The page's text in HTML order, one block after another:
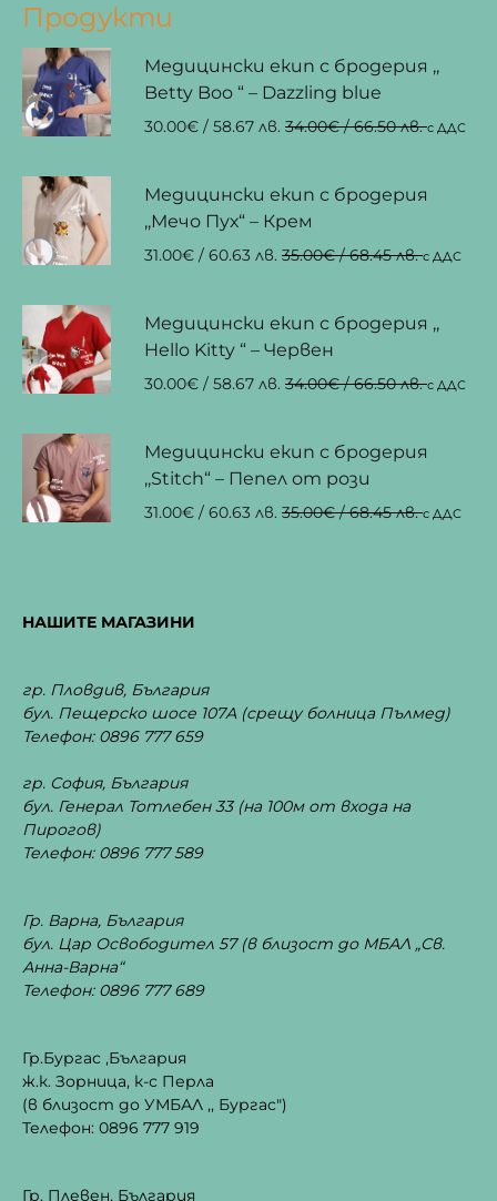
Продукти
Медицински екип с бродерия ,,
Betty Boo “ – Dazzling blue
30.00€ / 58.67 лв. 34.00€/ 66.50 лв.с ДДС
Медицински екип с бродерия
,,Мечо Пух“ – Крем
31.00€ / 60.63 лв. 35.00€/ 68.45 лв.с ДДС
Медицински екип с бродерия ,,
Hello Kitty “ – Червен
30.00€ / 58.67 лв. 34.00€/ 66.50 лв.с ДДС
Медицински екип с бродерия
,,Stitch“ – Пепел от рози
31.00€ / 60.63 лв. 35.00€/ 68.45 лв.с ДДС
НАШИТЕ МАГАЗИНИ
гр. Пловдив, България
бул. Пещерско шосе 107А (срещу болница Пълмед)
Телефон: 0896 777 659
гр. София, България
бул. Генерал Тотлебен 33(на 100м от входа на
Пирогов)
Телефон: 0896 777 589
Гр. Варна, България
бул. Цар Освободител 57 (в близост до МБАЛ „Св.
Анна-Варна“
Телефон: 0896 777 689
Гр.Бургас ,България
ж.к. Зорница, к-с Перла
(в близост до УМБАЛ ,, Бургас")
Телефон: 0896 777 919
Гр. Плевен, България